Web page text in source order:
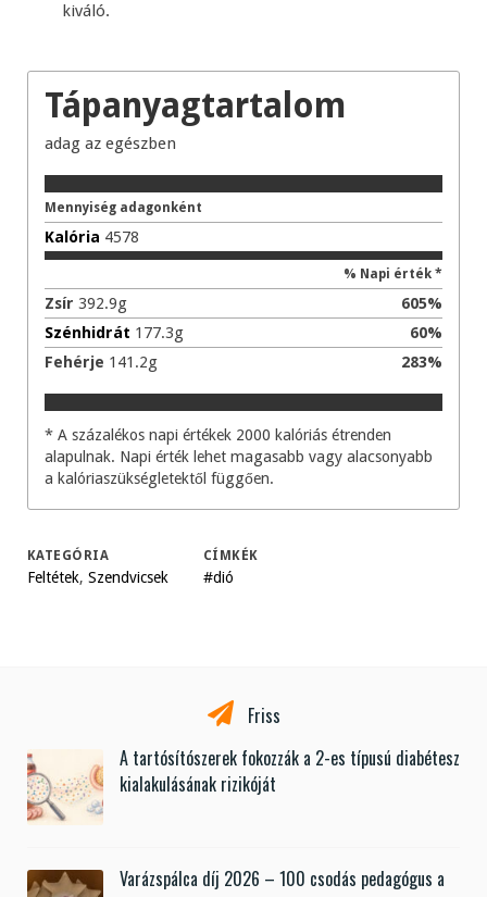
kiváló.
Tápanyagtartalom
adag az egészben
Mennyiség adagonként
Kalória 4578
% Napi érték *
Zsír 392.9g 605%
Szénhidrát 177.3g 60%
Fehérje 141.2g 283%
* A százalékos napi értékek 2000 kalóriás étrenden
alapulnak. Napi érték lehet magasabb vagy alacsonyabb
a kalóriaszükségletektől függően.
KATEGÓRIA
Feltétek, Szendvicsek
CÍMKÉK
#dió
Friss
A tartósítószerek fokozzák a 2-es típusú diabétesz
kialakulásának rizikóját
Varázspálca díj 2026 – 100 csodás pedagógus a